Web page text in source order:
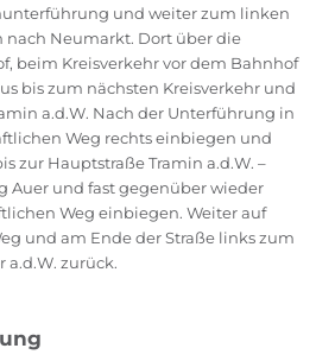
und weiter zum linken
nach Neumarkt. Dort über die
beim Kreisverkehr vor dem Bahnhof
bis zum nächsten Kreisverkehr und
a.d.W. Nach der Unterführung in
Weg rechts einbiegen und
zur Hauptstraße Tramin a.d.W. –
Auer und fast gegenüber wieder
Weg einbiegen. Weiter auf
und am Ende der Straße links zum
a.d.W. zurück.